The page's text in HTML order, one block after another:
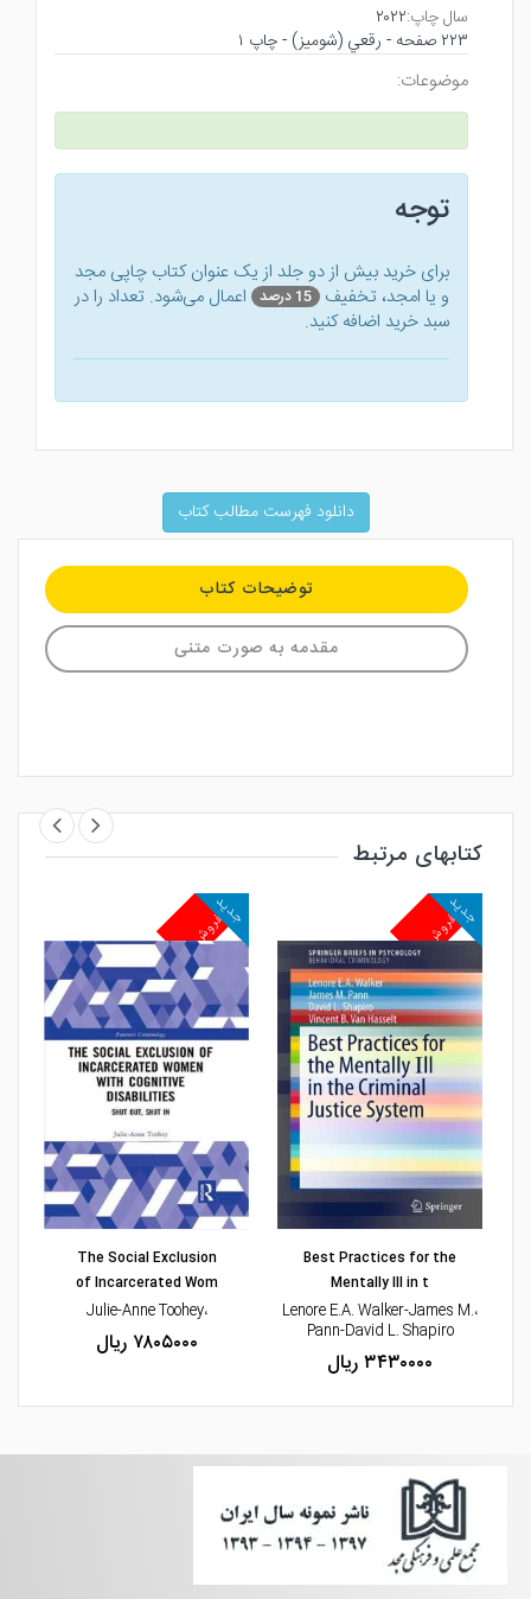
سال چاپ:۲۰۲۲
۲۲۳ صفحه - رقعي (شوميز) - چاپ ۱
موضوعات:
توجه
برای خرید بیش از دو جلد از یک عنوان کتاب‌ چاپی مجد
و یا امجد، تخفیف 15 درصد
اعمال می‌شود. تعداد را در
سبد خرید اضافه کنید.
دانلود فهرست مطالب کتاب
توضیحات کتاب
مقدمه به صورت متنی
کتابهای مرتبط
مشاهده و خرید
پرفروش
جدید
مشاهده و خرید
Best Practices for the
Mentally Ill in t
،Lenore E.A. Walker-James M.
Pann-David L. Shapiro
۳۴۳۰۰۰۰ ریال
پرفروش
جدید
The Social Exclusion
of Incarcerated Wom
،Julie-Anne Toohey
۷۸۰۵۰۰۰ ریال